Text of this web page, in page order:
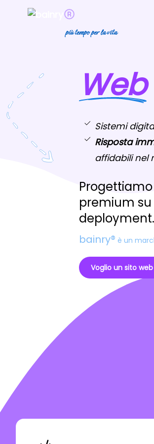
più tempo per la vita
Web
Sistemi
Risposta
affidabili nel
premium
deployment.
bainry® è un
Voglio un sito web